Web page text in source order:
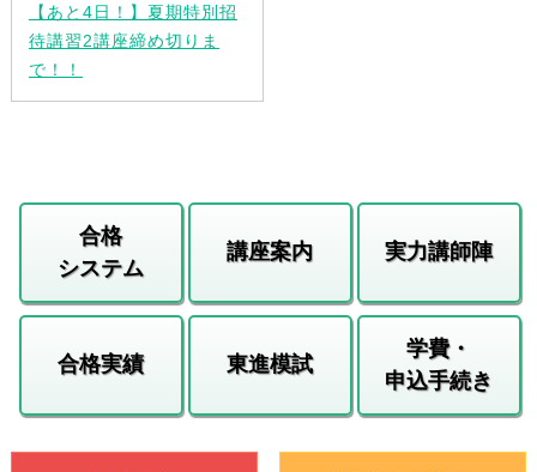
【あと4日！】夏期特別招
待講習2講座締め切りま
で！！
合格
システム
講座案内 実力講師陣
合格実績 東進模試
学費・
申込手続き